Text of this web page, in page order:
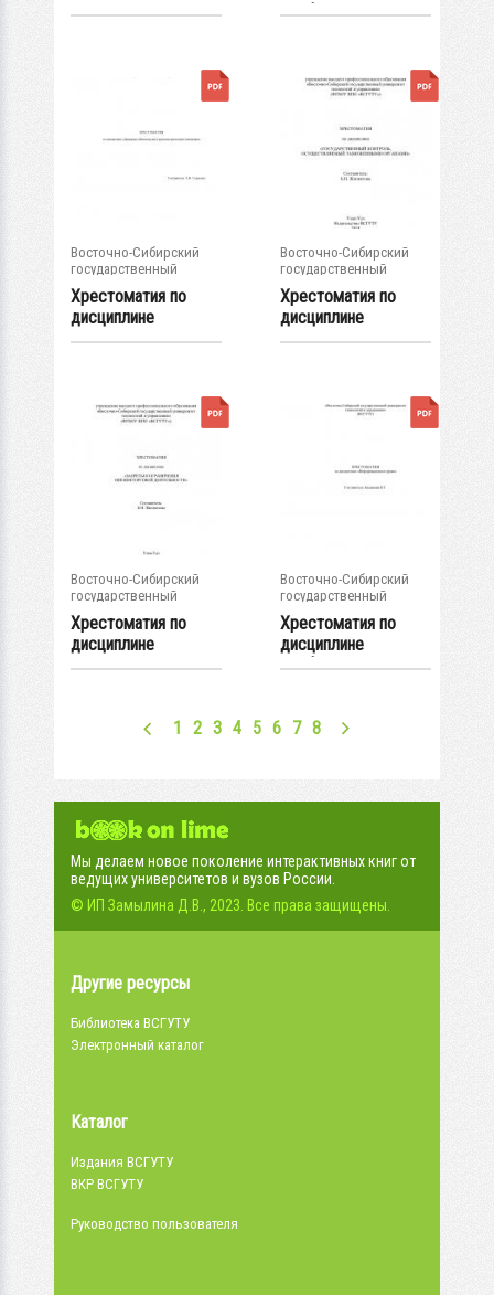
«Правовое
«Информационное
Восточно-Сибирский
государственный
университет...
Хрестоматия по
дисциплине
«Денежные
Восточно-Сибирский
государственный
университет...
Хрестоматия по
дисциплине
"Государственный...
Восточно-Сибирский
государственный
университет...
Хрестоматия по
дисциплине
"Запреты и
Восточно-Сибирский
государственный
университет...
Хрестоматия по
дисциплине
«Информационное
1
2 3 4 5 6 7 8
Мы делаем новое поколение интерактивных книг от
ведущих университетов и вузов России.
© ИП Замылина Д.В., 2023. Все права защищены.
Другие ресурсы
Библиотека ВСГУТУ
Электронный каталог
Каталог
Издания ВСГУТУ
ВКР ВСГУТУ
Руководство пользователя